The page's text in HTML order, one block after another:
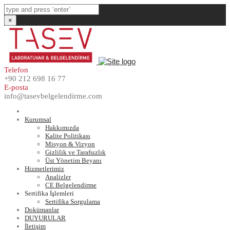
×
Telefon
+90 212 698 16 77
E-posta
info@tasevbelgelendirme.com
Kurumsal
Hakkımızda
Kalite Politikası
Misyon & Vizyon
Gizlilik ve Tarafsızlık
Üst Yönetim Beyanı
Hizmetlerimiz
Analizler
CE Belgelendirme
Sertifika İşlemleri
Sertifika Sorgulama
Dokümanlar
DUYURULAR
İletişim